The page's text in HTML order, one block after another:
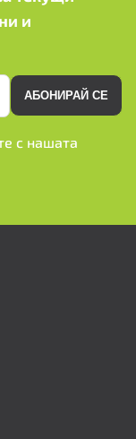
и
АБОНИРАЙ СЕ
с нашата